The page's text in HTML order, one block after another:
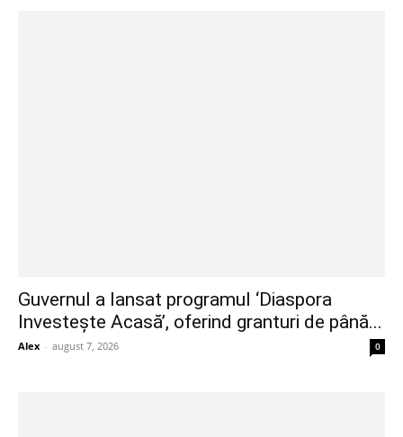
Guvernul a lansat programul ‘Diaspora
Investește Acasă’, oferind granturi de până...
Alex - august 7, 2026 0